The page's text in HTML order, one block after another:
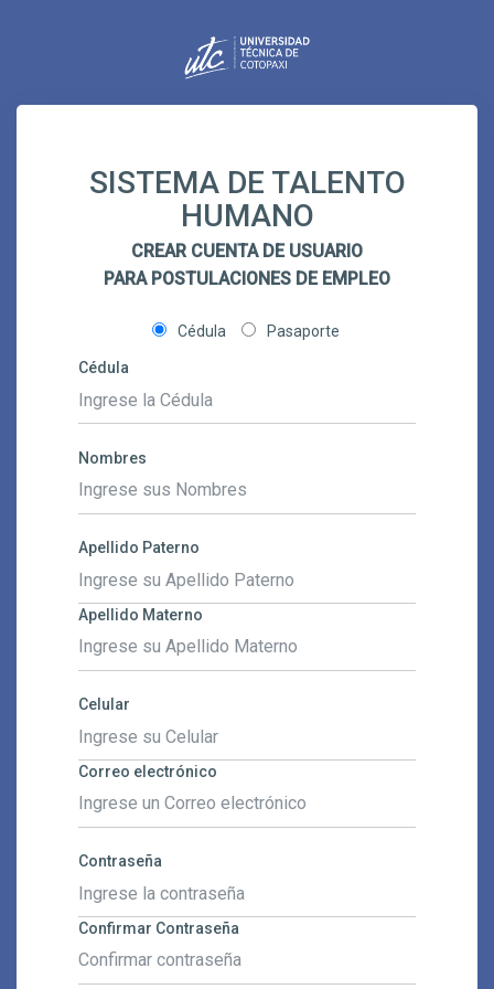
SISTEMA DE TALENTO
HUMANO
CREAR CUENTA DE USUARIO
PARA POSTULACIONES DE EMPLEO
Cédula Pasaporte
Cédula
Nombres
Apellido Paterno
Apellido Materno
Celular
Correo electrónico
Contraseña
Confirmar Contraseña